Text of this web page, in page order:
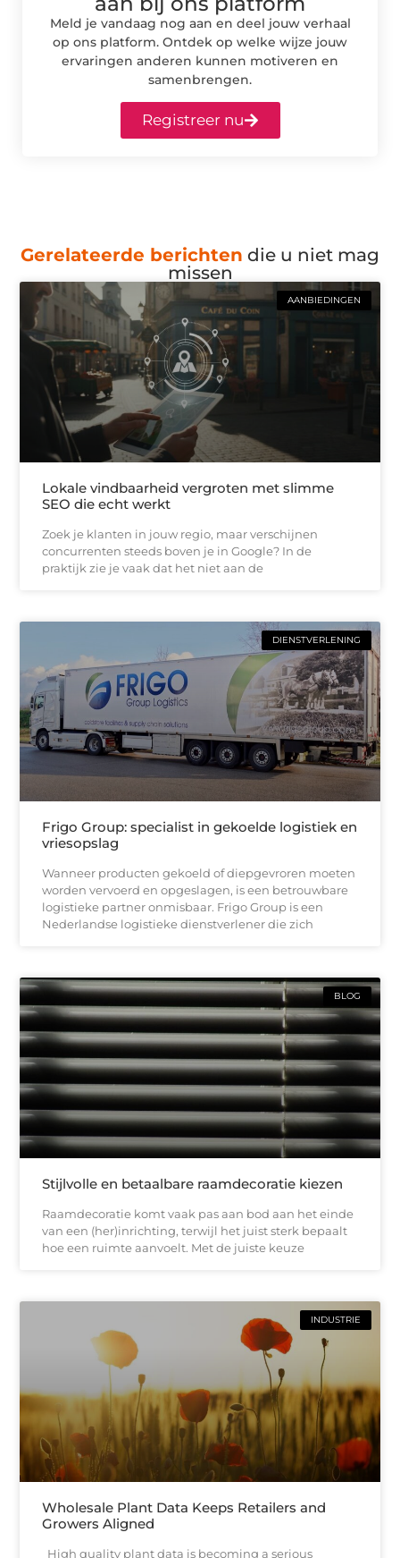
Meld je vandaag nog aan en deel jouw verhaal
op ons platform. Ontdek op welke wijze jouw
ervaringen anderen kunnen motiveren en
samenbrengen.
Registreer nu
Gerelateerde berichten die u niet mag
missen
AANBIEDINGEN
Lokale vindbaarheid vergroten met slimme
SEO die echt werkt
Zoek je klanten in jouw regio, maar verschijnen
concurrenten steeds boven je in Google? In de
praktijk zie je vaak dat het niet aan de
DIENSTVERLENING
Frigo Group: specialist in gekoelde logistiek en
vriesopslag
Wanneer producten gekoeld of diepgevroren moeten
worden vervoerd en opgeslagen, is een betrouwbare
logistieke partner onmisbaar. Frigo Group is een
Nederlandse logistieke dienstverlener die zich
BLOG
Stijlvolle en betaalbare raamdecoratie kiezen
Raamdecoratie komt vaak pas aan bod aan het einde
van een (her)inrichting, terwijl het juist sterk bepaalt
hoe een ruimte aanvoelt. Met de juiste keuze
INDUSTRIE
Wholesale Plant Data Keeps Retailers and
Growers Aligned
High quality plant data is becoming a serious